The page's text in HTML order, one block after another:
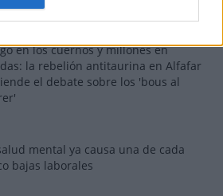
en los cuernos y millones en
la rebelión antitaurina en Alfafar
el debate sobre los 'bous al
mental ya causa una de cada
bajas laborales